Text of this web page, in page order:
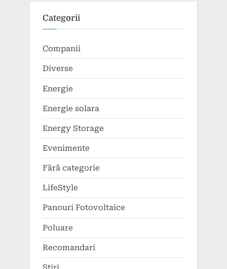
Categorii
Companii
Diverse
Energie
Energie solara
Energy Storage
Evenimente
Fără categorie
LifeStyle
Panouri Fotovoltaice
Poluare
Recomandari